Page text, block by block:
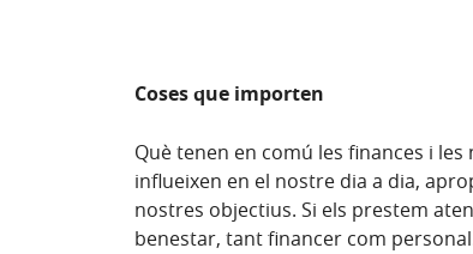
Coses que importen
Què tenen en comú les finances i
influeixen en el nostre dia a dia,
nostres objectius. Si els prestem
benestar, tant financer com